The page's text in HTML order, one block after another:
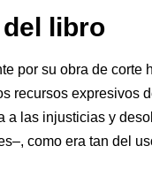
libro
su obra de corte
recursos expresivos
las injusticias y
como era tan del